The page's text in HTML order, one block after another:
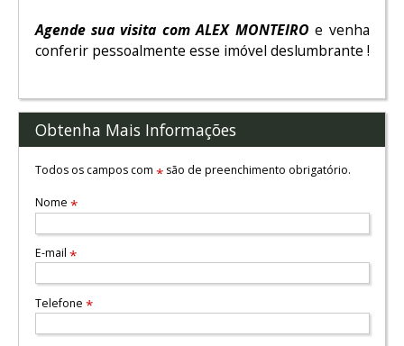
Agende sua visita com ALEX MONTEIRO e venha
conferir pessoalmente esse imóvel deslumbrante !
Obtenha Mais Informações
Todos os campos com *são de preenchimento obrigatório.
Nome *
E-mail *
Telefone *